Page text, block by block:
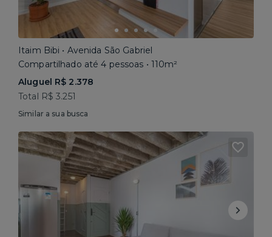
Itaim Bibi • Avenida São Gabriel
Compartilhado até 4 pessoas • 110m²
Aluguel R$ 2.378
Total R$ 3.251
Similar a sua busca